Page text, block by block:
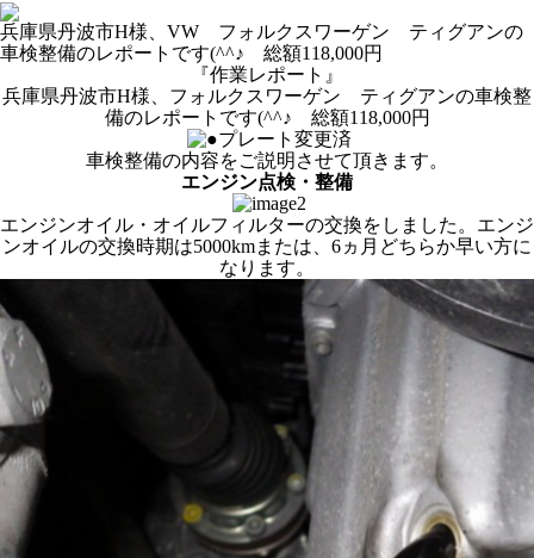
兵庫県丹波市H様、VW フォルクスワーゲン ティグアンの
車検整備のレポートです(^^♪ 総額118,000円
『作業レポート』
兵庫県丹波市H様、フォルクスワーゲン ティグアンの車検整
備のレポートです(^^♪ 総額118,000円
車検整備の内容をご説明させて頂きます。
エンジン点検・整備
エンジンオイル・オイルフィルターの交換をしました。エンジ
ンオイルの交換時期は5000kmまたは、6ヵ月どちらか早い方に
なります。